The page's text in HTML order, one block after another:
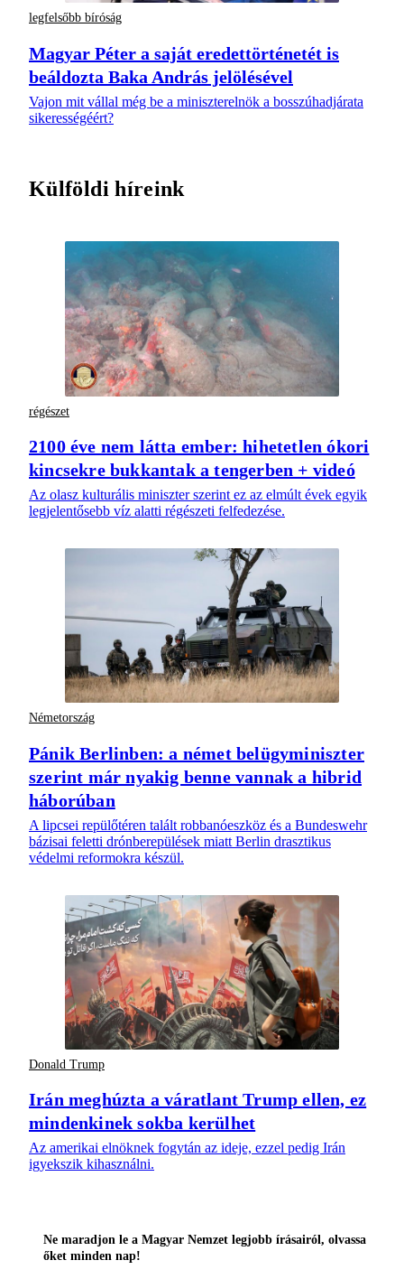
legfelsőbb bíróság
Magyar Péter a saját eredettörténetét is
beáldozta Baka András jelölésével
Vajon mit vállal még be a miniszterelnök a bosszúhadjárata
sikerességéért?
Külföldi híreink
régészet
2100 éve nem látta ember: hihetetlen ókori
kincsekre bukkantak a tengerben + videó
Az olasz kulturális miniszter szerint ez az elmúlt évek egyik
legjelentősebb víz alatti régészeti felfedezése.
Németország
Pánik Berlinben: a német belügyminiszter
szerint már nyakig benne vannak a hibrid
háborúban
A lipcsei repülőtéren talált robbanóeszköz és a Bundeswehr
bázisai feletti drónberepülések miatt Berlin drasztikus
védelmi reformokra készül.
Donald Trump
Irán meghúzta a váratlant Trump ellen, ez
mindenkinek sokba kerülhet
Az amerikai elnöknek fogytán az ideje, ezzel pedig Irán
igyekszik kihasználni.
Ne maradjon le a Magyar Nemzet legjobb írásairól, olvassa
őket minden nap!